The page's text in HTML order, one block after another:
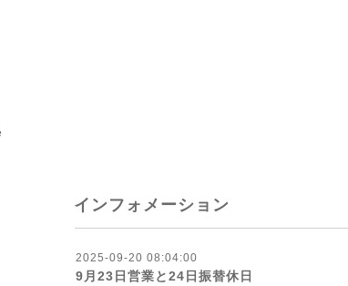
インフォメーション
2025-09-20 08:04:00
9月23日営業と24日振替休日